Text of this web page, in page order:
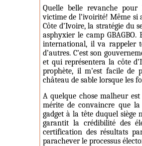
Quelle belle revanche pour
victime de l’ivoirité! Même si
Côte d’Ivoire, la stratégie du
asphyxier le camp
international, il va rappeler
d’autres. C’est son
et qui représentera la côte
prophète, il m’est facile de
château de sable lorsque les
A quelque chose malheur
mérite de convaincre que la
gadget à la tête duquel siège
garantit la crédibilité des
certification des résultats
parachever le processus